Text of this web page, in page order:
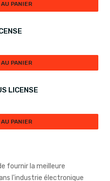
PANIER
PANIER
LICENSE
PANIER
fournir la meilleure
l'industrie électronique